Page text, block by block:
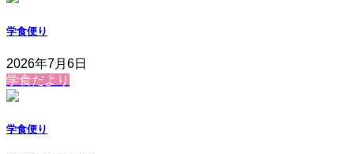
学食便り
2026年7月6日
学食だより
学食便り